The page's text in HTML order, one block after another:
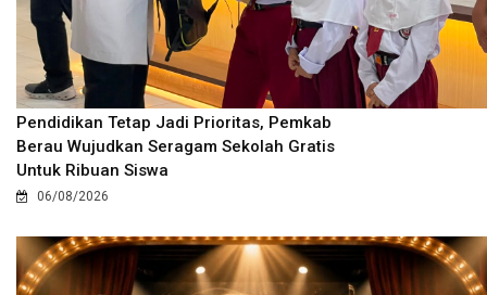
Pendidikan Tetap Jadi Prioritas, Pemkab
Berau Wujudkan Seragam Sekolah Gratis
Untuk Ribuan Siswa
06/08/2026